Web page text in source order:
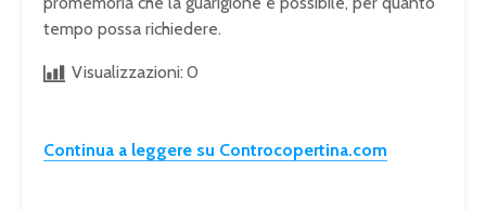
tempo possa richiedere.
Visualizzazioni: 0
Continua a leggere su Controcopertina.com